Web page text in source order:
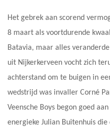
Het gebrek aan scorend
8 maart als voortdurende
Batavia, maar alles
uit Nijkerkerveen vocht zich
achterstand om te buigen in
wedstrijd was invaller Corné
Veensche Boys begon goed
energieke Julian Buitenhuis